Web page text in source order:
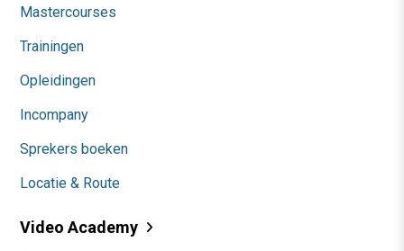
Mastercourses
Trainingen
Opleidingen
Incompany
Sprekers boeken
Locatie & Route
Video Academy